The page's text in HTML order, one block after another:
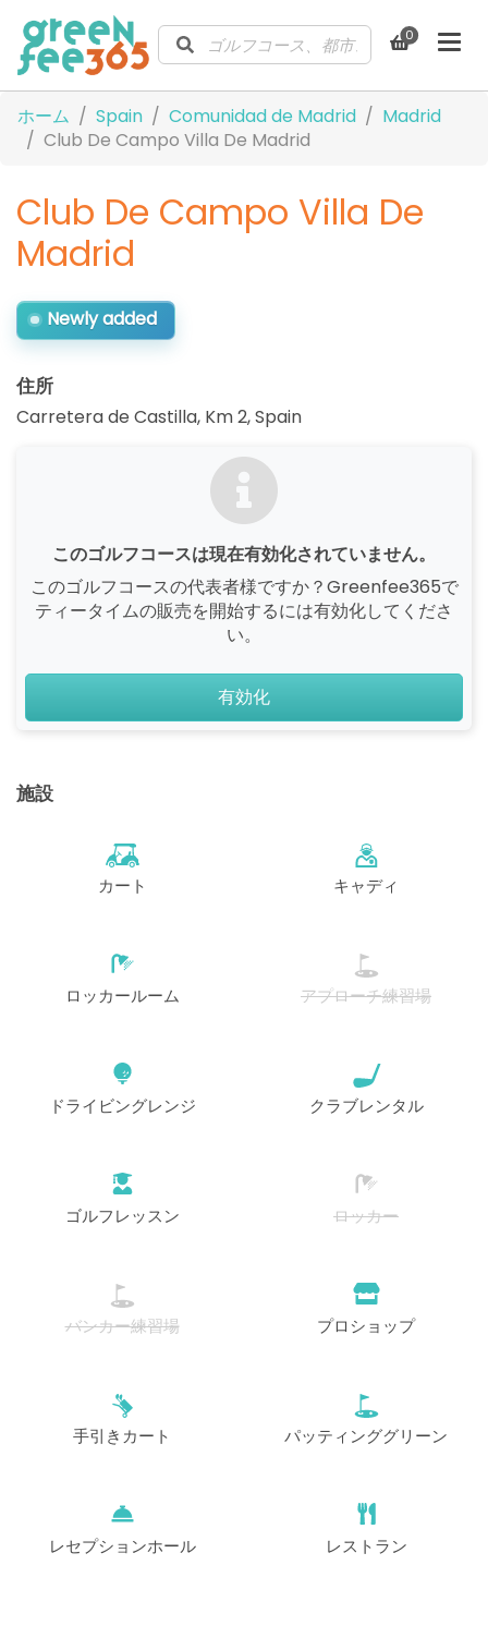
0
ホーム Spain Comunidad de Madrid
Madrid
Club De Campo Villa De Madrid
Club De Campo Villa De
Madrid
Newly added
住所
Carretera de Castilla, Km 2,Spain
このゴルフコースは現在有効化されていません。
このゴルフコースの代表者様ですか？Greenfee365で
ティータイムの販売を開始するには有効化してくださ
い。
有効化
施設
カート キャディ
ロッカールーム アプローチ練習場
ドライビングレンジ クラブレンタル
ゴルフレッスン ロッカー
バンカー練習場 プロショップ
手引きカート パッティンググリーン
レセプションホール レストラン